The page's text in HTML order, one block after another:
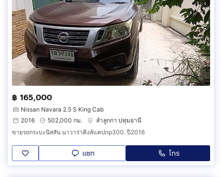
฿ 165,000
Nissan Navara 2.5 S King Cab
2016
502,000 กม.
ลำลูกกา ปทุมธานี
ขายรถกระบะนิสสัน นาวาร่าคิงส์แคปnp300. ปี2016
แชท โทร